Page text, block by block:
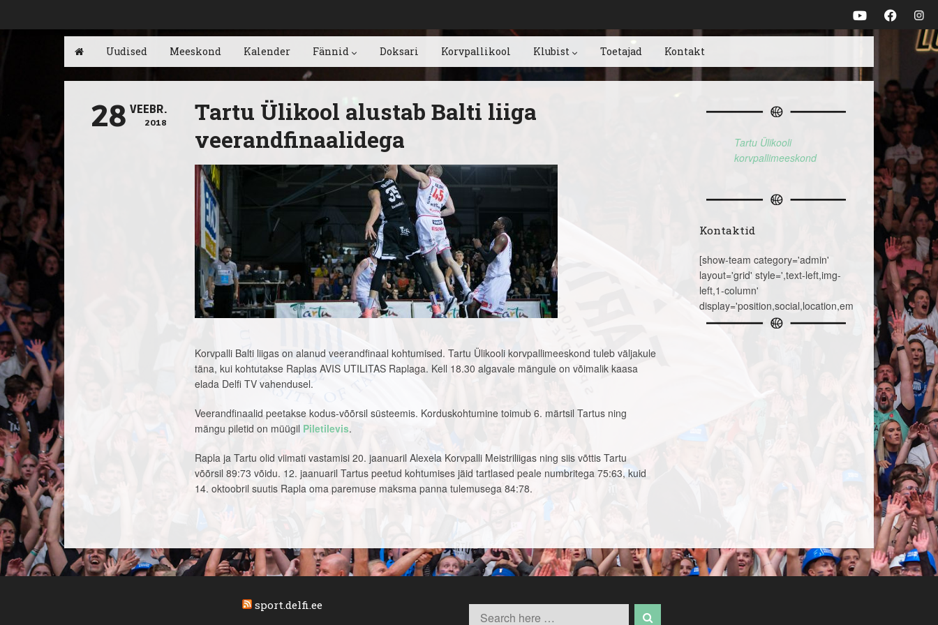
Uudised Meeskond Kalender Fännid Doksari Korvpallikool Klubist Toetajad Kontakt
28 VEEBR.
2018
Tartu Ülikool alustab Balti liiga
veerandfinaalidega
Korvpalli Balti liigas on alanud veerandfinaal kohtumised. Tartu Ülikooli korvpallimeeskond tuleb väljakule
täna, kui kohtutakse Raplas AVIS UTILITAS Raplaga. Kell 18.30 algavale mängule on võimalik kaasa
elada Delfi TV vahendusel.
Veerandfinaalid peetakse kodus-võõrsil süsteemis. Korduskohtumine toimub 6. märtsil Tartus ning
mängu piletid on müügil Piletilevis.
Rapla ja Tartu olid viimati vastamisi 20. jaanuaril Alexela Korvpalli Meistriliigas ning siis võttis Tartu
võõrsil 89:73 võidu. 12. jaanuaril Tartus peetud kohtumises jäid tartlased peale numbritega 75:63, kuid
14. oktoobril suutis Rapla oma paremuse maksma panna tulemusega 84:78.
Tartu Ülikooli
korvpallimeeskond
Kontaktid
[show-team category='admin'
layout='grid' style=',text-left,img-
left,1-column'
sport.delfi.ee